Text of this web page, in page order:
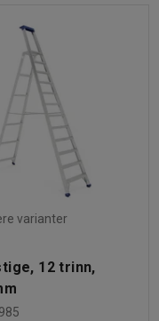
varianter
12 trinn,